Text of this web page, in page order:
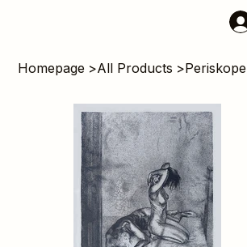
Homepage >All Products >Periskope